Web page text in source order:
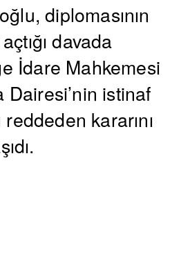
diplomasının
davada
İdare Mahkemesi
Dairesi’nin istinaf
kararını